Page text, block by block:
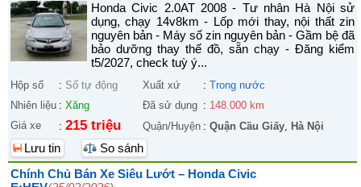
Honda Civic 2.0AT 2008 - Tư nhân Hà Nội sử
dụng, chạy 14v8km - Lốp mới thay, nội thất zin
nguyên bản - Máy số zin nguyên bản - Gầm bệ đã
bảo dưỡng thay thế đồ, sẵn chạy - Đăng kiểm
t5/2027, check tuỳ ý...
Hộp số : Số tự động Xuất xứ : Trong nước
Nhiên liệu : Xăng Đã sử dụng : 148.000 km
Giá xe
: 215 triệu Quận/Huyện : Quận Cầu Giấy, Hà Nội
Lưu tin
So sánh
Chính Chủ Bán Xe Siêu Lướt – Honda Civic